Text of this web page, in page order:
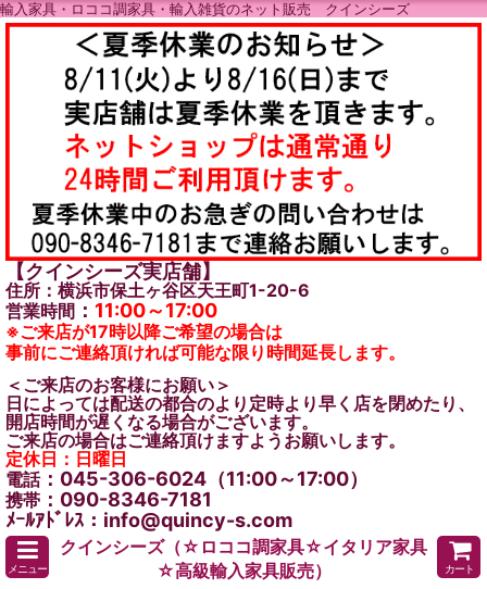
輸入家具・ロココ調家具・輸入雑貨のネット販売 クインシーズ
【クインシーズ実店舗】
住所：横浜市保土ヶ谷区天王町1-20-6
営業時間 ： 11:00～17:00
※ご来店が17時以降ご希望の場合は
事前にご連絡頂ければ可能な限り時間延長します。
＜ご来店のお客様にお願い＞
日によっては配送の都合のより定時より早く店を閉めたり、
開店時間が遅くなる場合がございます。
ご来店の場合はご連絡頂けますようお願いします。
定休日：日曜日
電話：045-306-6024（11:00～17:00）
携帯 ：090-8346-7181
ﾒｰﾙｱﾄﾞﾚｽ：info@quincy-s.com
メニュー
クインシーズ（☆ロココ調家具☆イタリア家具
☆高級輸入家具販売）
カート